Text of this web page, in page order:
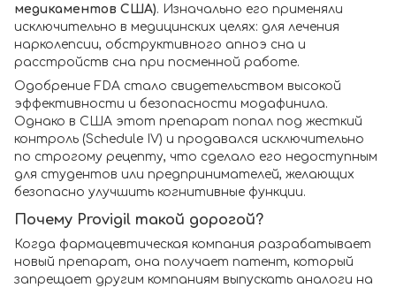
медикаментов США). Изначально его применяли
исключительно в медицинских целях: для лечения
нарколепсии, обструктивного апноэ сна и
расстройств сна при посменной работе.
Одобрение FDA стало свидетельством высокой
эффективности и безопасности модафинила.
Однако в США этот препарат попал под жесткий
контроль (Schedule IV) и продавался исключительно
по строгому рецепту, что сделало его недоступным
для студентов или предпринимателей, желающих
безопасно улучшить когнитивные функции.
Почему Provigil такой дорогой?
Когда фармацевтическая компания разрабатывает
новый препарат, она получает патент, который
запрещает другим компаниям выпускать аналоги на